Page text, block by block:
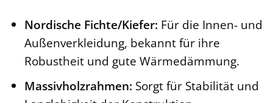
Nordische Fichte/Kiefer: Für die Innen- und
Außenverkleidung, bekannt für ihre
Robustheit und gute Wärmedämmung.
Massivholzrahmen: Sorgt für Stabilität und